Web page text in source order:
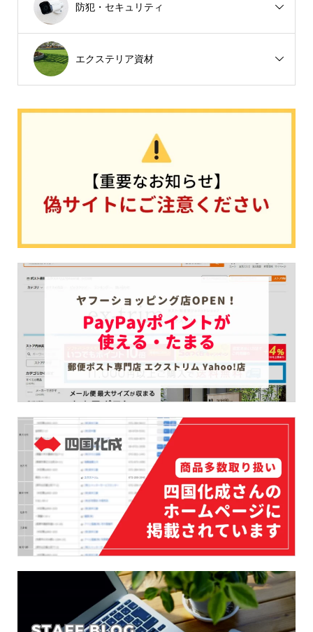
防犯・セキュリティ
エクステリア資材